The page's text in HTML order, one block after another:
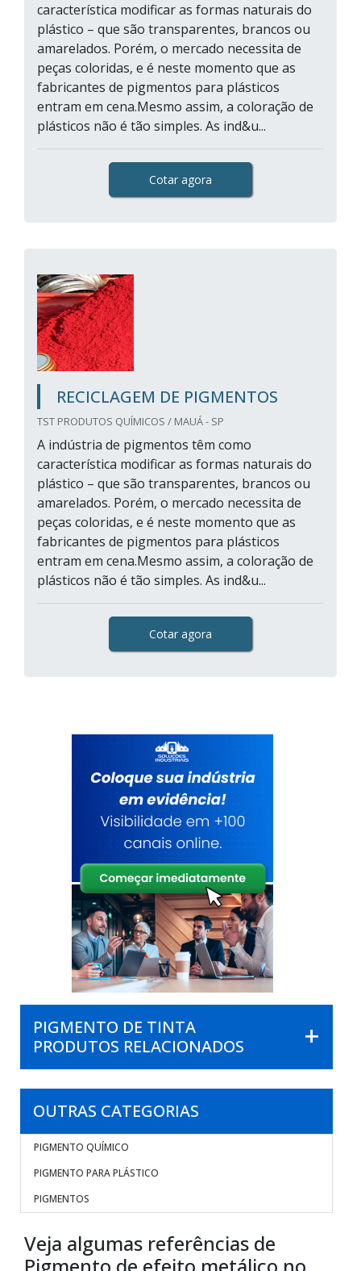
característica modificar as formas naturais do
plástico – que são transparentes, brancos ou
amarelados. Porém, o mercado necessita de
peças coloridas, e é neste momento que as
fabricantes de pigmentos para plásticos
entram em cena.Mesmo assim, a coloração de
plásticos não é tão simples. As ind&u...
Cotar agora
RECICLAGEM DE PIGMENTOS
TST PRODUTOS QUÍMICOS / MAUÁ - SP
A indústria de pigmentos têm como
característica modificar as formas naturais do
plástico – que são transparentes, brancos ou
amarelados. Porém, o mercado necessita de
peças coloridas, e é neste momento que as
fabricantes de pigmentos para plásticos
entram em cena.Mesmo assim, a coloração de
plásticos não é tão simples. As ind&u...
Cotar agora
PIGMENTO DE TINTA
PRODUTOS RELACIONADOS
OUTRAS CATEGORIAS
PIGMENTO QUÍMICO
PIGMENTO PARA PLÁSTICO
PIGMENTOS
Veja algumas referências de